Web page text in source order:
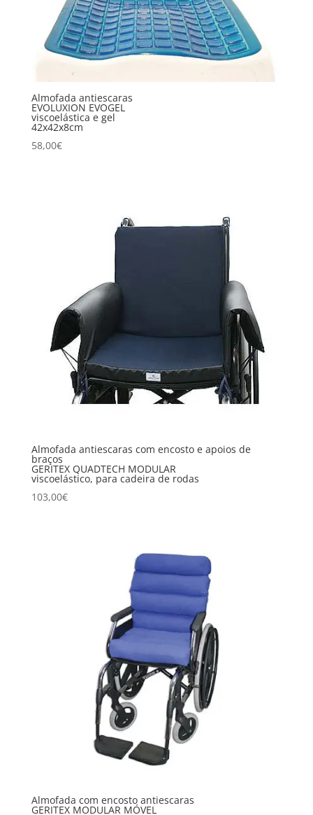
Almofada antiescaras
EVOLUXION EVOGEL
viscoelástica e gel
42x42x8cm
58,00€
Almofada antiescaras com encosto e apoios de
braços
GERITEX QUADTECH MODULAR
viscoelástico, para cadeira de rodas
103,00€
Almofada com encosto antiescaras
GERITEX MODULAR MÓVEL